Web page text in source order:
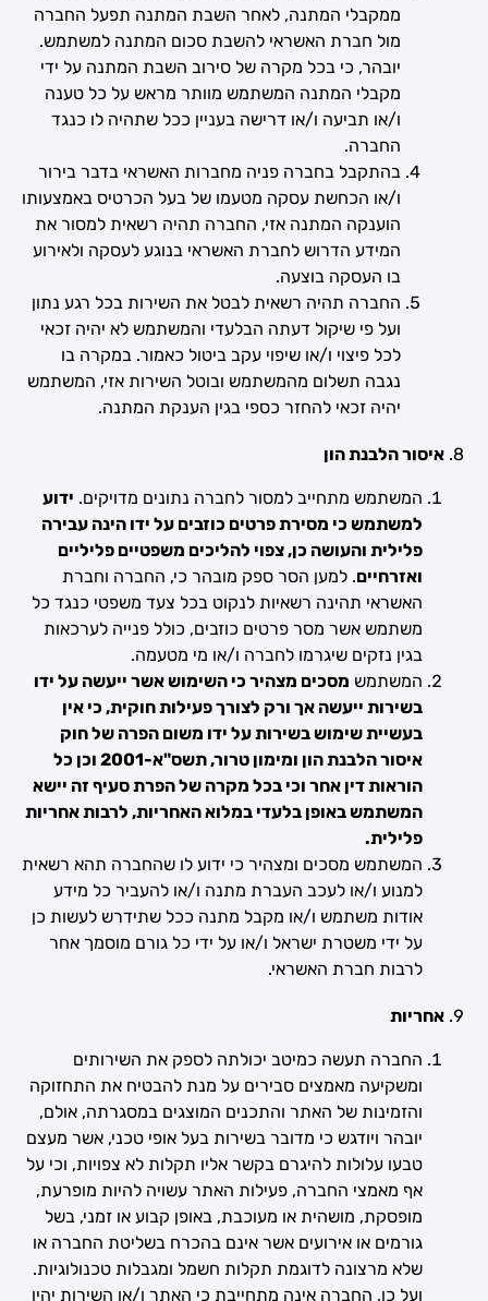
ממקבלי המתנה, לאחר השבת המתנה תפעל החברה
מול חברת האשראי להשבת סכום המתנה למשתמש.
יובהר, כי בכל מקרה של סירוב השבת המתנה על ידי
מקבלי המתנה המשתמש מוותר מראש על כל טענה
ו/או תביעה ו/או דרישה בעניין ככל שתהיה לו כנגד
החברה.
בהתקבל בחברה פניה מחברות האשראי בדבר בירור
ו/או הכחשת עסקה מטעמו של בעל הכרטיס באמצעותו
הוענקה המתנה אזי, החברה תהיה רשאית למסור את
המידע הדרוש לחברת האשראי בנוגע לעסקה ולאירוע
בו העסקה בוצעה.
החברה תהיה רשאית לבטל את השירות בכל רגע נתון
ועל פי שיקול דעתה הבלעדי והמשתמש לא יהיה זכאי
לכל פיצוי ו/או שיפוי עקב ביטול כאמור. במקרה בו
נגבה תשלום מהמשתמש ובוטל השירות אזי, המשתמש
יהיה זכאי להחזר כספי בגין הענקת המתנה.
איסור הלבנת הון
המשתמש מתחייב למסור לחברה נתונים מדויקים. ידוע
למשתמש כי מסירת פרטים כוזבים על ידו הינה עבירה
פלילית והעושה כן, צפוי להליכים משפטיים פליליים
ואזרחיים. למען הסר ספק מובהר כי, החברה וחברת
האשראי תהינה רשאיות לנקוט בכל צעד משפטי כנגד כל
משתמש אשר מסר פרטים כוזבים, כולל פנייה לערכאות
בגין נזקים שיגרמו לחברה ו/או מי מטעמה.
המשתמש מסכים מצהיר כי השימוש אשר ייעשה על ידו
בשירות ייעשה אך ורק לצורך פעילות חוקית, כי אין
בעשיית שימוש בשירות על ידו משום הפרה של חוק
איסור הלבנת הון ומימון טרור, תשס"א-2001 וכן כל
הוראות דין אחר וכי בכל מקרה של הפרת סעיף זה יישא
המשתמש באופן בלעדי במלוא האחריות, לרבות אחריות
פלילית.
המשתמש מסכים ומצהיר כי ידוע לו שהחברה תהא רשאית
למנוע ו/או לעכב העברת מתנה ו/או להעביר כל מידע
אודות משתמש ו/או מקבל מתנה ככל שתידרש לעשות כן
על ידי משטרת ישראל ו/או על ידי כל גורם מוסמך אחר
לרבות חברת האשראי.
אחריות
החברה תעשה כמיטב יכולתה לספק את השירותים
ומשקיעה מאמצים סבירים על מנת להבטיח את התחזוקה
והזמינות של האתר והתכנים המוצגים במסגרתה, אולם,
יובהר ויודגש כי מדובר בשירות בעל אופי טכני, אשר מעצם
טבעו עלולות להיגרם בקשר אליו תקלות לא צפויות, וכי על
אף מאמצי החברה, פעילות האתר עשויה להיות מופרעת,
מופסקת, מושהית או מעוכבת, באופן קבוע או זמני, בשל
גורמים או אירועים אשר אינם בהכרח בשליטת החברה או
שלא מרצונה לדוגמת תקלות חשמל ומגבלות טכנולוגיות.
ועל כן, החברה אינה מתחייבת כי האתר ו/או השירות יהיו